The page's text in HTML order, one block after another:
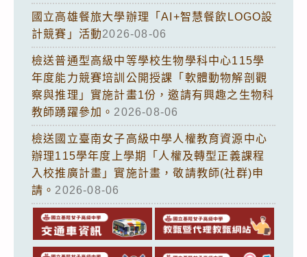
國立高雄餐旅大學辦理「AI+智慧餐飲LOGO設
計競賽」活動2026-08-06
檢送普通型高級中等學校生物學科中心115學
年度能力競賽培訓公開授課「軟體動物解剖觀
察與推理」實施計畫1份，邀請有興趣之生物科
教師踴躍參加。 2026-08-06
檢送國立臺南女子高級中學人權教育資源中心
辦理115學年度上學期「人權及轉型正義課程
入校推廣計畫」實施計畫，敬請教師(社群)申
請。 2026-08-06